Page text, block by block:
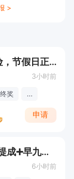
>
美团外卖市场部运营（购买五险，节假日正常放假或调休）
3小时前
奖 ...
申请
电信话务员（底薪2000无责➕提成➕早九晚六）
6小时前